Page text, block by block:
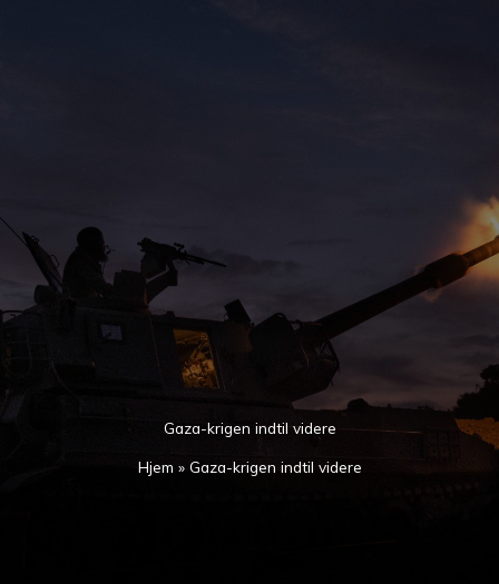
Gaza-krigen indtil videre
Hjem » Gaza-krigen indtil videre